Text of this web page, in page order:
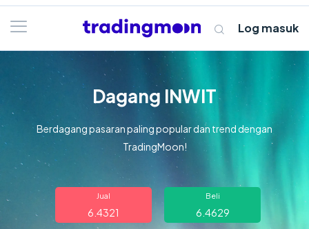
Tentang kami
Dagangan
Log masuk
Dagang INWIT
Berdagang pasaran paling popular dan trend dengan
TradingMoon!
Jual
6.4321
Beli
6.4629